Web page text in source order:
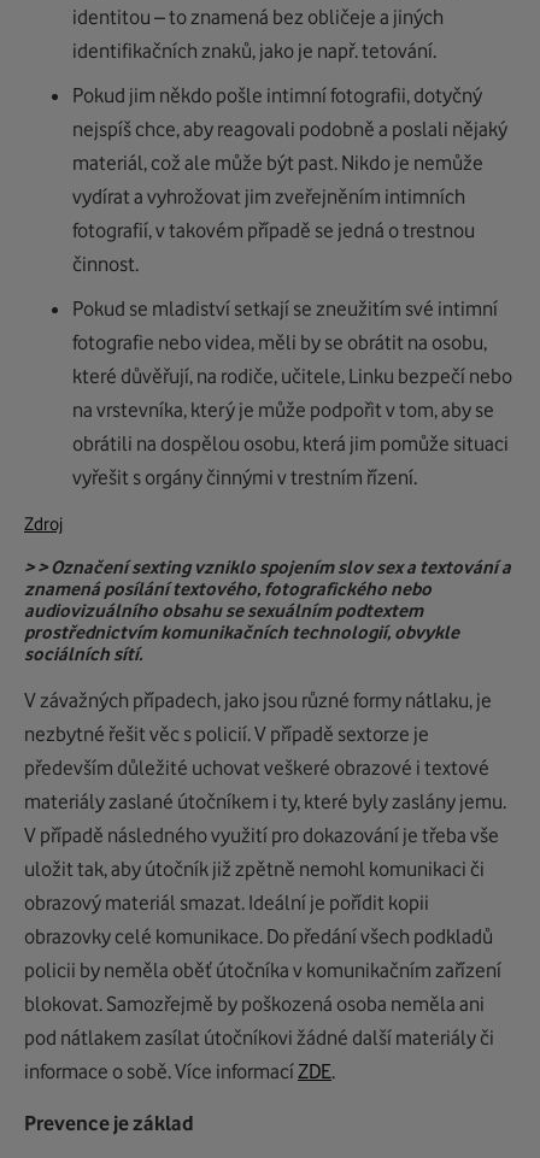
identitou – to znamená bez obličeje a jiných
identifikačních znaků, jako je např. tetování.
Pokud jim někdo pošle intimní fotografii, dotyčný
nejspíš chce, aby reagovali podobně a poslali nějaký
materiál, což ale může být past. Nikdo je nemůže
vydírat a vyhrožovat jim zveřejněním intimních
fotografií, v takovém případě se jedná o trestnou
činnost.
Pokud se mladiství setkají se zneužitím své intimní
fotografie nebo videa, měli by se obrátit na osobu,
které důvěřují, na rodiče, učitele, Linku bezpečí nebo
na vrstevníka, který je může podpořit v tom, aby se
obrátili na dospělou osobu, která jim pomůže situaci
vyřešit s orgány činnými v trestním řízení.
Zdroj
> > Označení sexting vzniklo spojením slov sex a textování a
znamená posílání textového, fotografického nebo
audiovizuálního obsahu se sexuálním podtextem
prostřednictvím komunikačních technologií, obvykle
sociálních sítí.
V závažných případech, jako jsou různé formy nátlaku, je
nezbytné řešit věc s policií. V případě sextorze je
především důležité uchovat veškeré obrazové i textové
materiály zaslané útočníkem i ty, které byly zaslány jemu.
V případě následného využití pro dokazování je třeba vše
uložit tak, aby útočník již zpětně nemohl komunikaci či
obrazový materiál smazat. Ideální je pořídit kopii
obrazovky celé komunikace. Do předání všech podkladů
policii by neměla oběť útočníka v komunikačním zařízení
blokovat. Samozřejmě by poškozená osoba neměla ani
pod nátlakem zasílat útočníkovi žádné další materiály či
informace o sobě. Více informacíZDE.
Prevence je základ